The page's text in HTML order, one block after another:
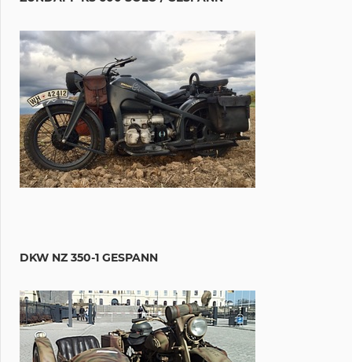
DKW NZ 350-1 GESPANN